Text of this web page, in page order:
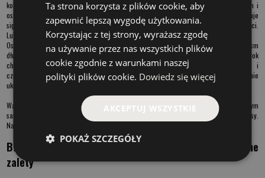
kolorze czarnym i czerwonym. Pstrąg potokowy może mierzyć nawet do około 80 cm i
osiągać do 5 kg wagi. Doskonale radzi sobie z szybkim nurtem, dlatego tak dobrze czuje
się w górskich strumieniach i porywistych rzekach. Słynie także z wyjątkowej ostrożności.
Lubi się chować, dlatego czasem tak trudno go znaleźć.
Ostatni z mieszkańców polskich wód to pstrąg źródlany, który osiąga maksymalnie 50 cm
długości, ma wydłużone ciało i zielonkowaty grzbiet. Jasne boki przyciągają wzrok
charakterystycznym marmurkowym wzorkiem oraz plamkami w kolorze żółtym i
czerwonym. Pstrąg źródlany jest mniej płochliwy od pstrąga potokowego, dlatego nie
ukrywa się tak jak on w podwodnych zakamarkach.
Warto wspomnieć, że pstrąg źródlany i pstrąg potokowy – z racji występowania w tym
samym rejonie – często się ze sobą krzyżują. Z takiego połączenia powstają tzw. tygrysy.
Nazwa ta pochodzi od charakterystycznych pasów znajdujących się na ich ciele.
Błystki wahadłowe pstrągowe – praktycznie same
zalety
Ta strona korzysta z plików cookie, aby
zapewnić lepszą wygodę użytkowania.
Korzystając z tej strony, wyrażasz zgodę
na używanie przez nas wszystkich plików
cookie zgodnie z warunkami naszej
polityki plików cookie. Dowiedz się więcej
AKCEPTUJ WSZYSTKIE
POKAŻ SZCZEGÓŁY